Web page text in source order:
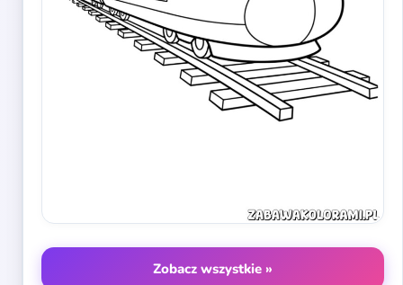
Zobacz wszystkie »